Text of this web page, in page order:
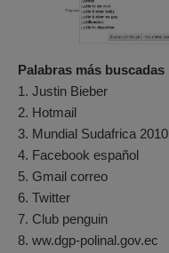
Palabras más buscadas
1. Justin Bieber
2. Hotmail
3. Mundial Sudafrica 2010
4. Facebook español
5. Gmail correo
6. Twitter
7. Club penguin
8. ww.dgp-polinal.gov.ec